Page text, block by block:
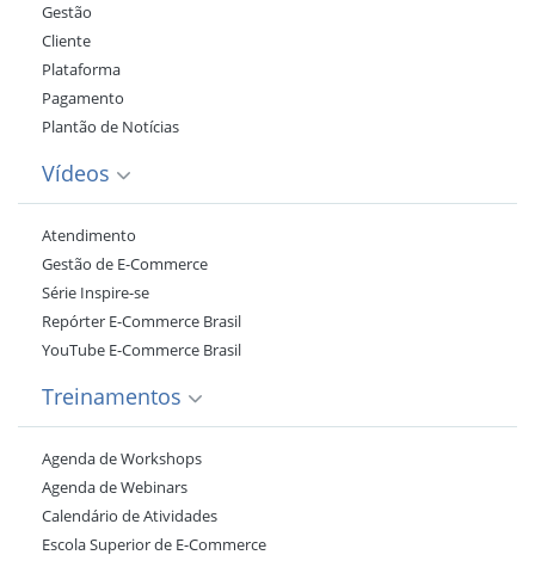
Gestão
Cliente
Plataforma
Pagamento
Plantão de Notícias
Vídeos
Atendimento
Gestão de E-Commerce
Série Inspire-se
Repórter E-Commerce Brasil
YouTube E-Commerce Brasil
Treinamentos
Agenda de Workshops
Agenda de Webinars
Calendário de Atividades
Escola Superior de E-Commerce